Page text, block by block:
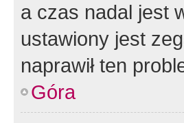
a czas nadal jest
ustawiony jest
naprawił ten
Góra